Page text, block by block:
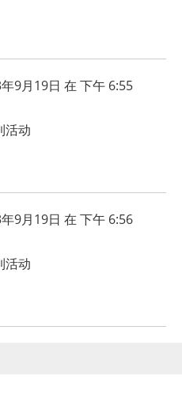
9月19日 在 下午 6:55
活动
9月19日 在 下午 6:56
活动